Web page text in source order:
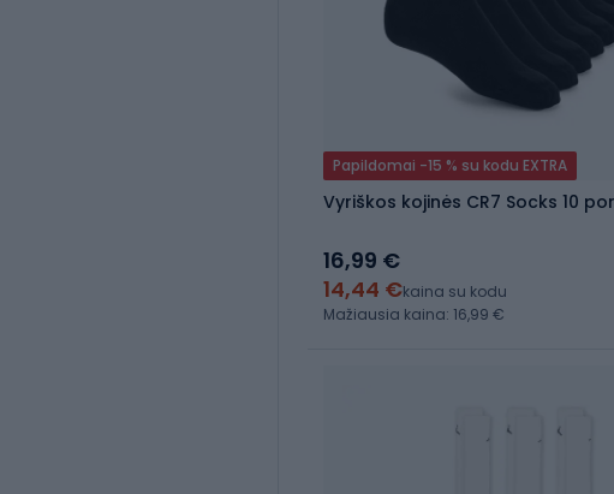
Papildomai -15 % su kodu EXTRA
Vyriškos kojinės CR7 Socks 10
16,99 €
14,44 €kaina su kodu
Mažiausia kaina: 16,99 €